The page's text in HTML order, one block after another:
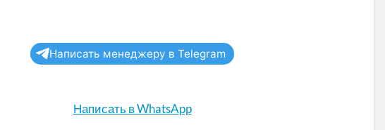
Написать менеджеру в Telegram
Написать в WhatsApp